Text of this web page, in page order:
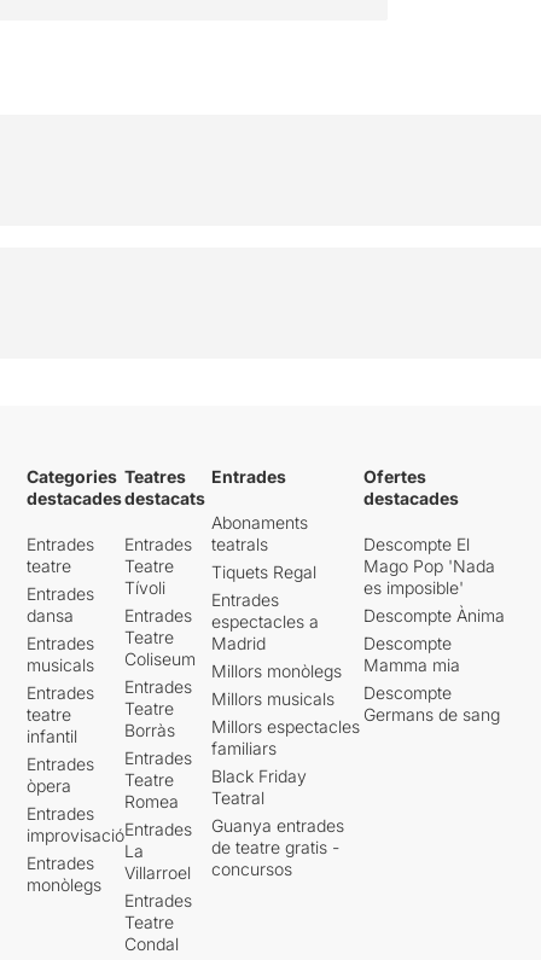
Categories
destacades
Entrades
teatre
Entrades
dansa
Entrades
musicals
Entrades
teatre
infantil
Entrades
òpera
Entrades
improvisació
Entrades
monòlegs
Teatres
destacats
Entrades
Teatre
Tívoli
Entrades
Teatre
Coliseum
Entrades
Teatre
Borràs
Entrades
Teatre
Romea
Entrades
La
Villarroel
Entrades
Teatre
Condal
Entrades
Abonaments
teatrals
Tiquets Regal
Entrades
espectacles a
Madrid
Millors monòlegs
Millors musicals
Millors espectacles
familiars
Black Friday
Teatral
Guanya entrades
de teatre gratis -
concursos
Ofertes
destacades
Descompte El
Mago Pop 'Nada
es imposible'
Descompte Ànima
Descompte
Mamma mia
Descompte
Germans de sang